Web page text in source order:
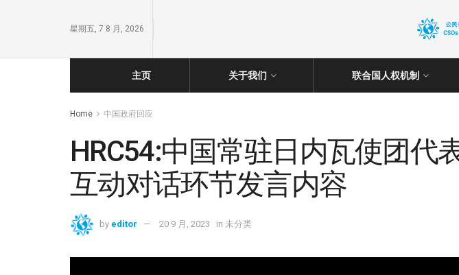
星期五, 7 8 月, 2026
主页 关于我们 联合国人权机制
Home 中国政府回应
HRC54:中国常驻日内瓦使团代
互动对话环节发言内容
by editor 20 9 月, 2023 in 未分类